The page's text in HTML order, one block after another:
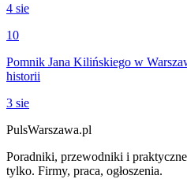
4 sie
10
Pomnik Jana Kilińskiego w
historii
3 sie
PulsWarszawa.pl
Poradniki, przewodniki i
tylko. Firmy, praca, ogłoszenia.